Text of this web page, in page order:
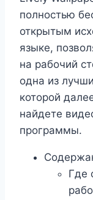
полностью
открытым
языке,
на рабочий
одна из
которой
найдете
программы.
Где